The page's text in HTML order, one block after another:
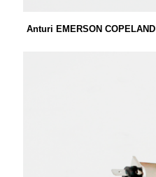
Anturi EMERSON